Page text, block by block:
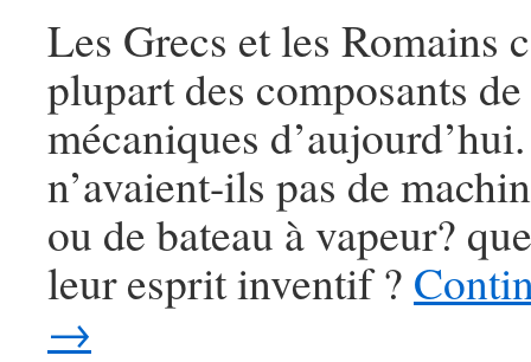
Les Grecs et les Romains
plupart des composants
mécaniques
n’avaient-ils pas de
ou de bateau à vapeur?
leur esprit inventif ?
→